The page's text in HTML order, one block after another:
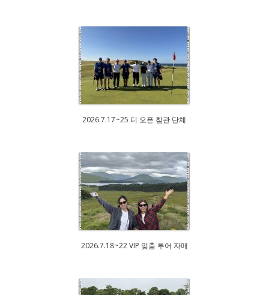
2026.7.17~25 디 오픈 참관 단체
2026.7.18~22 VIP 맞춤 투어 자매